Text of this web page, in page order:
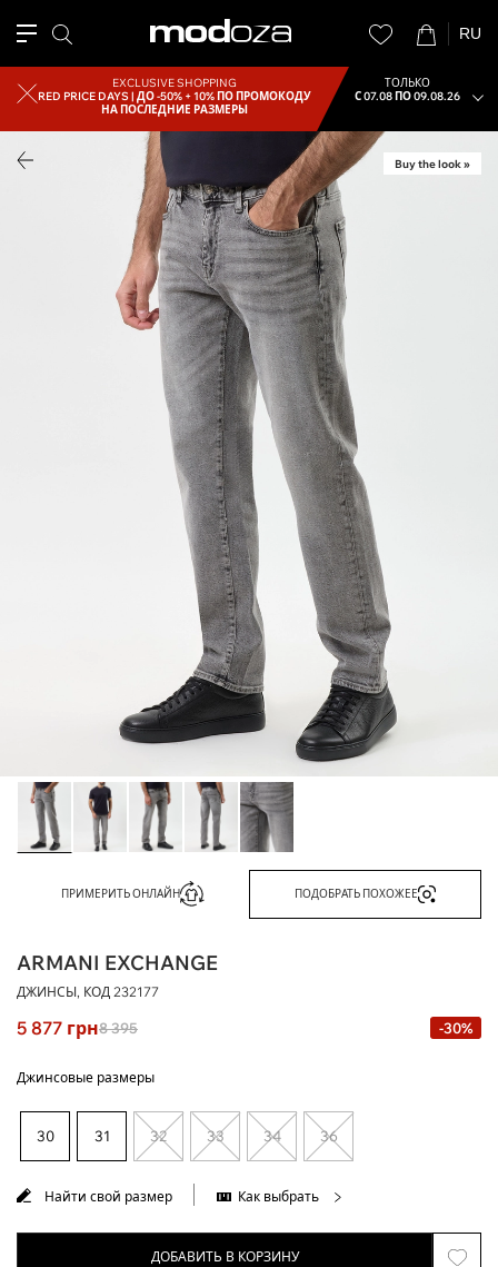
RU
EXCLUSIVE SHOPPING
RED PRICE DAYS |ДО -50% + 10% ПО ПРОМОКОДУ
НА ПОСЛЕДНИЕ РАЗМЕРЫ
ТОЛЬКО
С 07.08 ПО 09.08.26
Buy the look »
ПРИМЕРИТЬ ОНЛАЙН ПОДОБРАТЬ ПОХОЖЕЕ
ARMANI EXCHANGE
ДЖИНСЫ, КОД 232177
5 877 грн8 395 -30%
Джинсовые размеры
30 31 32 33 34 36
Найти свой размер Как выбрать
ДОБАВИТЬ В КОРЗИНУ